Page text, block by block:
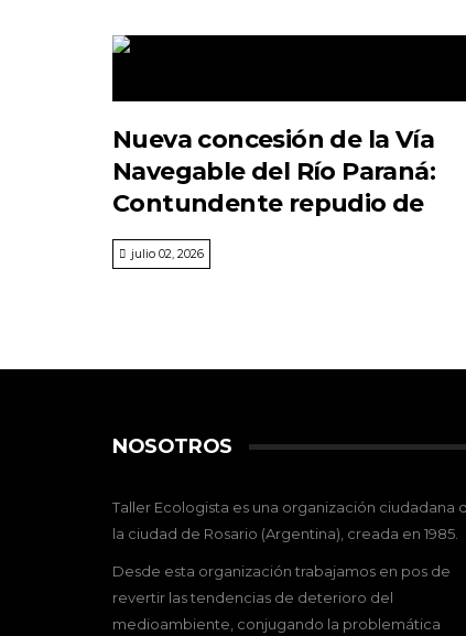
Nueva concesión de la Vía
Navegable del Río Paraná:
Contundente repudio de
organizaciones y colectivos
socioambientales
julio 02, 2026
NOSOTROS
Taller Ecologista es una organización ciudadana
la ciudad de Rosario (Argentina), creada en 1985.
Desde esta organización trabajamos en pos de
revertir las tendencias de deterioro del
medioambiente, conjugando la problemática